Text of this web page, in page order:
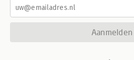
Aanmelden